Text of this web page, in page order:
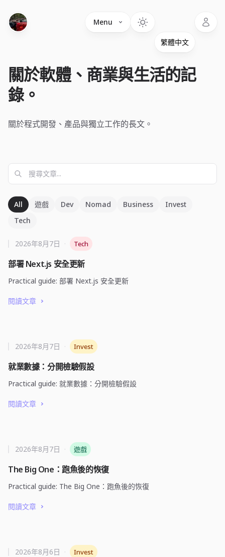
Menu
關於軟體、商業與生活的記
錄。
關於程式開發、產品與獨立工作的長文。
All 遊戲 Dev Nomad Business
Invest
Tech
部署 Next.js 安全更新
2026年8月7日 · Tech
Practical guide: 部署 Next.js 安全更新
閱讀文章
就業數據：分開檢驗假設
2026年8月7日 · Invest
Practical guide: 就業數據：分開檢驗假設
閱讀文章
The Big One：跑魚後的恢復
2026年8月7日 · 遊戲
Practical guide: The Big One：跑魚後的恢復
閱讀文章
2026年8月6日 · Invest